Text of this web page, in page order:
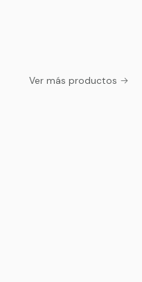
Ver más productos